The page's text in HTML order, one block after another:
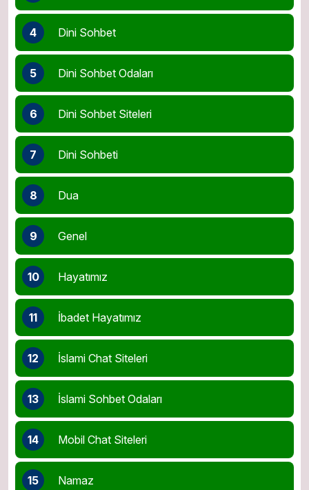
4 Dini Sohbet
5 Dini Sohbet Odaları
6 Dini Sohbet Siteleri
7 Dini Sohbeti
8 Dua
9 Genel
10 Hayatımız
11 İbadet Hayatımız
12 İslami Chat Siteleri
13 İslami Sohbet Odaları
14 Mobil Chat Siteleri
15 Namaz